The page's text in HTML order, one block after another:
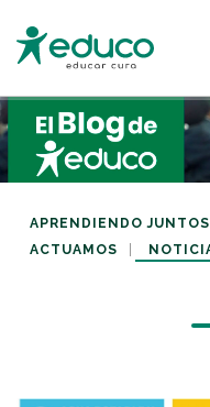
MIS
MIS
APRENDIENDO JUNTOS
ACTUAMOS